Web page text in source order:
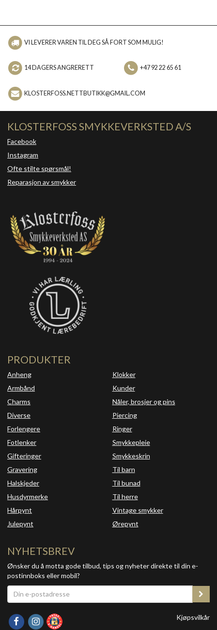
VI LEVERER VAREN TIL DEG SÅ FORT SOM MULIG!
14 DAGERS ANGRERETT +47 92 22 65 61
KLOSTERFOSS.NETTBUTIKK@GMAIL.COM
KLOSTERFOSS SMYKKEVERKSTED A/S
Facebook
Instagram
Ofte stilte spørsmål!
Reparasjon av smykker
PRODUKTER
Anheng
Armbånd
Charms
Diverse
Forlengere
Fotlenker
Gifteringer
Gravering
Halskjeder
Husdyrmerke
Hårpynt
Julepynt
Klokker
Kunder
Nåler, brosjer og pins
Piercing
Ringer
Smykkepleie
Smykkeskrin
Til barn
Til bunad
Til herre
Vintage smykker
Ørepynt
NYHETSBREV
Ønsker du å motta gode tilbud, tips og nyheter direkte til din e-
postinnboks eller mobil?
Kjøpsvilkår